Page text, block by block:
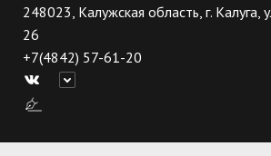
248023, Калужская область, г. Калуга,
26
+7(4842) 57-61-20